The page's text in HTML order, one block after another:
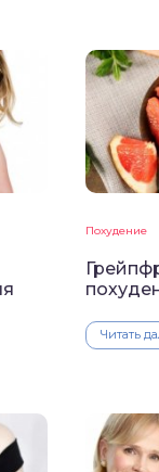
Похудение
Читать